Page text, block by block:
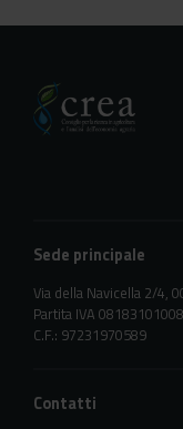
Sede principale
Via della Navicella 2/4,
Partita IVA 08183101008
C.F.: 97231970589
Contatti